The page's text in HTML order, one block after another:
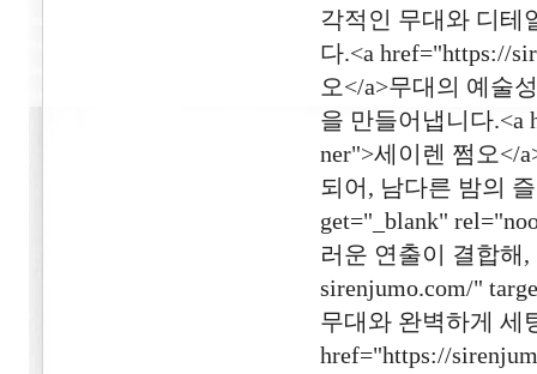
각적인 무대와 디테
다.<a href="https://
오</a>무대의 예술
을 만들어냅니다.<a
ner">세이렌 쩜오</
되어, 남다른 밤의
get="_blank"
러운 연출이 결합해
sirenjumo.com/"
무대와 완벽하게 세
href="https://